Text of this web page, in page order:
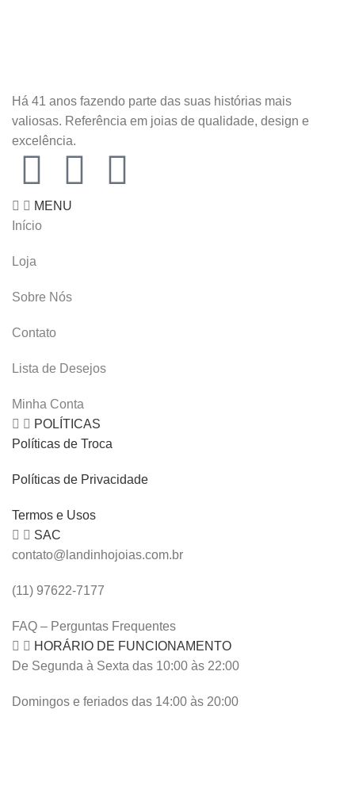
Há 41 anos fazendo parte das suas histórias mais
valiosas. Referência em joias de qualidade, design e
excelência.
MENU
Início
Loja
Sobre Nós
Contato
Lista de Desejos
Minha Conta
POLÍTICAS
Políticas de Troca
Políticas de Privacidade
Termos e Usos
SAC
contato@landinhojoias.com.br
(11) 97622-7177
FAQ – Perguntas Frequentes
HORÁRIO DE FUNCIONAMENTO
De Segunda à Sexta das 10:00 às 22:00
Domingos e feriados das 14:00 às 20:00